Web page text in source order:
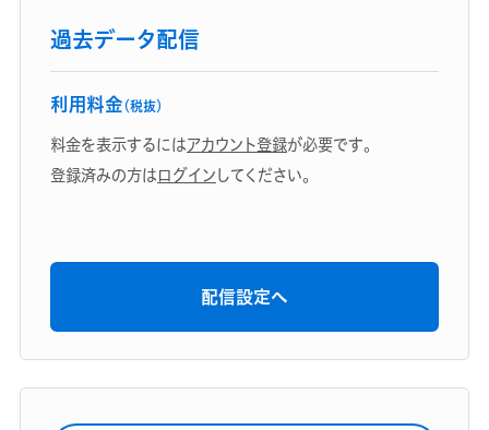
過去データ配信
利用料金 （税抜）
料金を表示するにはアカウント登録が必要です。
登録済みの方はログインしてください。
配信設定へ